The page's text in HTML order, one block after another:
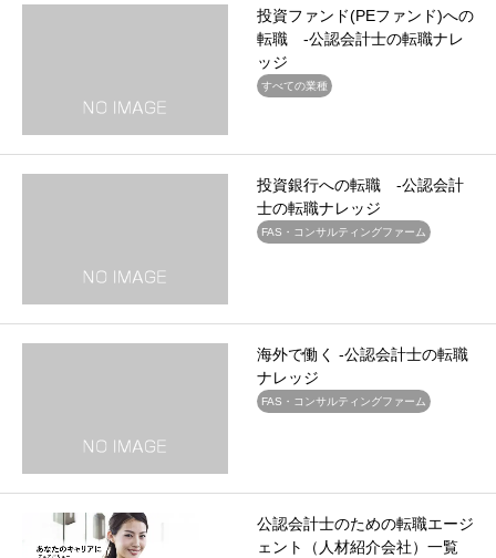
投資ファンド(PEファンド)への
転職 -公認会計士の転職ナレ
ッジ
すべての業種
投資銀行への転職 -公認会計
士の転職ナレッジ
FAS・コンサルティングファーム
海外で働く -公認会計士の転職
ナレッジ
FAS・コンサルティングファーム
公認会計士のための転職エージ
ェント（人材紹介会社）一覧